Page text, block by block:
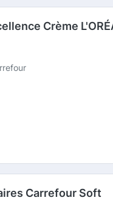
Crème
Carrefour Soft